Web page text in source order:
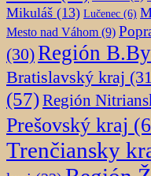
Mikuláš (13) Lučenec (6)
Mesto nad Váhom (9)
(30)Región
Bratislavský kraj
(57)Región
Prešovský kraj
Trenčiansky